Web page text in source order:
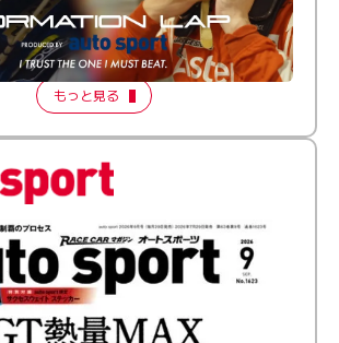
、信じてる。小林利徠斗 × 野村勇斗
LAP Produced by auto sport】
2026 Episode 2
もっと見る